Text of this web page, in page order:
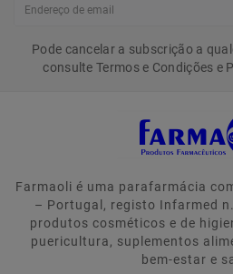
Pode cancelar a subscrição a
consulte Termos e Condições e
Farmaoli é uma parafarmácia
– Portugal, registo Infarmed
produtos cosméticos e de
puericultura, suplementos
bem-estar e